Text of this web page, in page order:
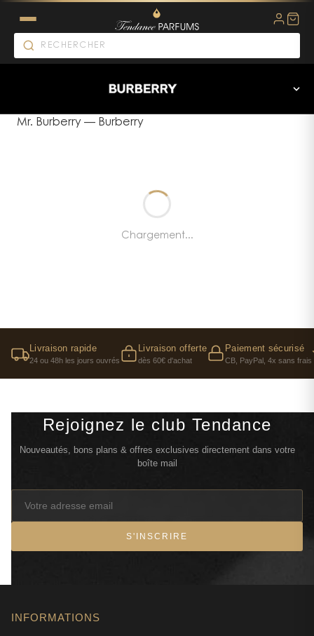
Mr. Burberry — Burberry
Chargement...
Livraison rapide
24 ou 48h les jours ouvrés
Livraison offerte
dès 60€ d'achat
Paiement sécurisé
CB, PayPal, 4x sans frais
Rejoignez le club Tendance
Nouveautés, bons plans & offres exclusives directement dans votre
boîte mail
S'INSCRIRE
INFORMATIONS